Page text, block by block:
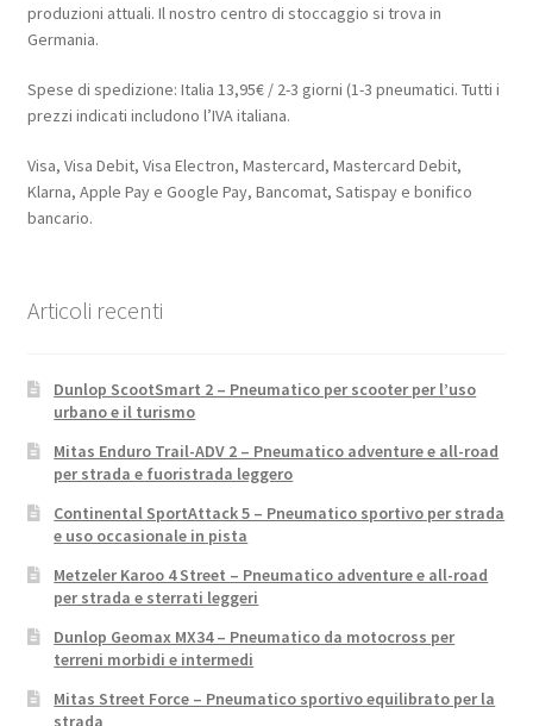
produzioni attuali. Il nostro centro di stoccaggio si trova in
Germania.
Spese di spedizione: Italia 13,95€ / 2-3 giorni (1-3 pneumatici. Tutti i
prezzi indicati includono l’IVA italiana.
Visa, Visa Debit, Visa Electron, Mastercard, Mastercard Debit,
Klarna, Apple Pay e Google Pay, Bancomat, Satispay e bonifico
bancario.
Articoli recenti
Dunlop ScootSmart 2 – Pneumatico per scooter per l’uso
urbano e il turismo
Mitas Enduro Trail-ADV 2 – Pneumatico adventure e all-road
per strada e fuoristrada leggero
Continental SportAttack 5 – Pneumatico sportivo per strada
e uso occasionale in pista
Metzeler Karoo 4 Street – Pneumatico adventure e all-road
per strada e sterrati leggeri
Dunlop Geomax MX34 – Pneumatico da motocross per
terreni morbidi e intermedi
Mitas Street Force – Pneumatico sportivo equilibrato per la
strada